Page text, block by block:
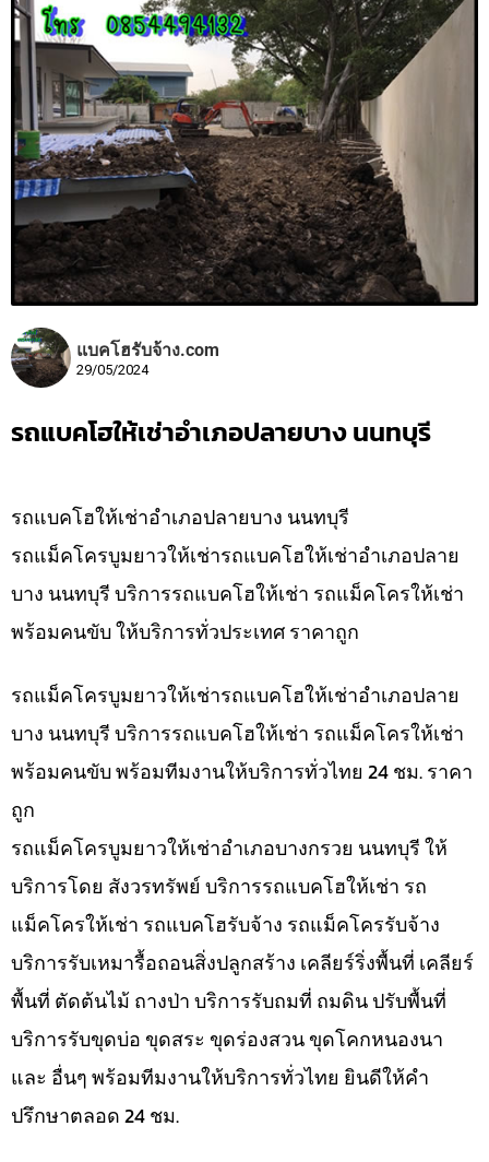
แบคโฮรับจ้าง.com
29/05/2024
รถแบคโฮให้เช่าอำเภอปลายบาง นนทบุรี
รถแบคโฮให้เช่าอำเภอปลายบาง นนทบุรี
รถแม็คโครบูมยาวให้เช่ารถแบคโฮให้เช่าอำเภอปลาย
บาง นนทบุรี บริการรถแบคโฮให้เช่า รถแม็คโครให้เช่า
พร้อมคนขับ ให้บริการทั่วประเทศ ราคาถูก
รถแม็คโครบูมยาวให้เช่ารถแบคโฮให้เช่าอำเภอปลาย
บาง นนทบุรี บริการรถแบคโฮให้เช่า รถแม็คโครให้เช่า
พร้อมคนขับ พร้อมทีมงานให้บริการทั่วไทย 24 ชม. ราคา
ถูก
รถแม็คโครบูมยาวให้เช่าอำเภอบางกรวย นนทบุรี ให้
บริการโดย สังวรทรัพย์ บริการรถแบคโฮให้เช่า รถ
แม็คโครให้เช่า รถแบคโฮรับจ้าง รถแม็คโครรับจ้าง
บริการรับเหมารื้อถอนสิ่งปลูกสร้าง เคลียร์ริ่งพื้นที่ เคลียร์
พื้นที่ ตัดต้นไม้ ถางป่า บริการรับถมที่ ถมดิน ปรับพื้นที่
บริการรับขุดบ่อ ขุดสระ ขุดร่องสวน ขุดโคกหนองนา
และ อื่นๆ พร้อมทีมงานให้บริการทั่วไทย ยินดีให้คำ
ปรึกษาตลอด 24 ชม.